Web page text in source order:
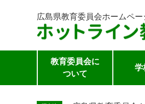
広島県教育委員会ホームペー
教育委員会に
ついて
学